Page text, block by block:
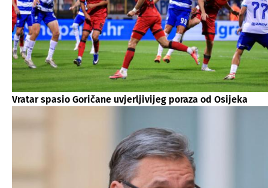
Vratar spasio Goričane uvjerljivijeg poraza od Osijeka